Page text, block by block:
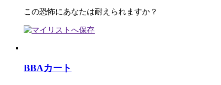
この恐怖にあなたは耐えられますか？
BBAカート